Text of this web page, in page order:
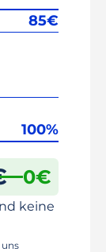
85€
100%
0€
keine